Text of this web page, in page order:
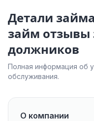
Детали
займ
должников
Полная информация об
обслуживания.
О компании